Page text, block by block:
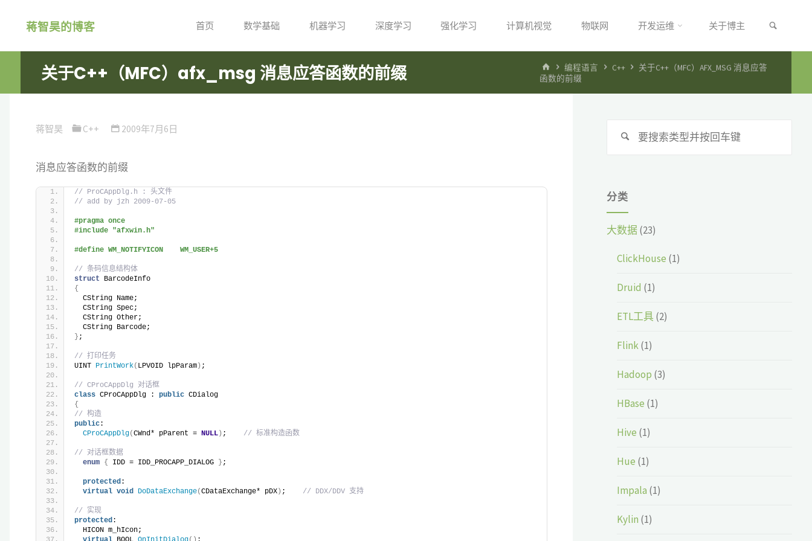
蒋智昊的博客 首页 数学基础 机器学习 深度学习 强化学习 计算机视觉 物联网 开发运维 关于博主
关于C++（MFC）afx_msg 消息应答函数的前缀
首
页
编程语言 C++
关于C++（MFC）AFX_MSG 消息应答
函数的前缀
蒋智昊 C++ 2009年7月6日
消息应答函数的前缀
// ProCAppDlg.h : 头文件
// add by jzh 2009-07-05
#pragma once
#include "afxwin.h"
#define WM_NOTIFYICON    WM_USER+5
// 条码信息结构体
struct BarcodeInfo
{
  CString Name;
  CString Spec;
  CString Other;
  CString Barcode;
} ;
// 打印任务
UINT PrintWork( LPVOID lpParam) ;
// CProCAppDlg 对话框
class CProCAppDlg : public CDialog
{
// 构造
public:
CProCAppDlg(CWnd* pParent = NULL) ; // 标准构造函数
// 对话框数据
enum
{ IDD = IDD_PROCAPP_DIALOG } ;
protected :
virtual void DoDataExchange(CDataExchange* pDX) ; // DDX/DDV 支持
// 实现
protected :
  HICON m_hIcon;
搜
分类
大数据(23)
ClickHouse (1)
Druid (1)
ETL工具(2)
Flink(1)
Hadoop (3)
HBase (1)
Hive (1)
Hue (1)
Impala (1)
Kylin (1)